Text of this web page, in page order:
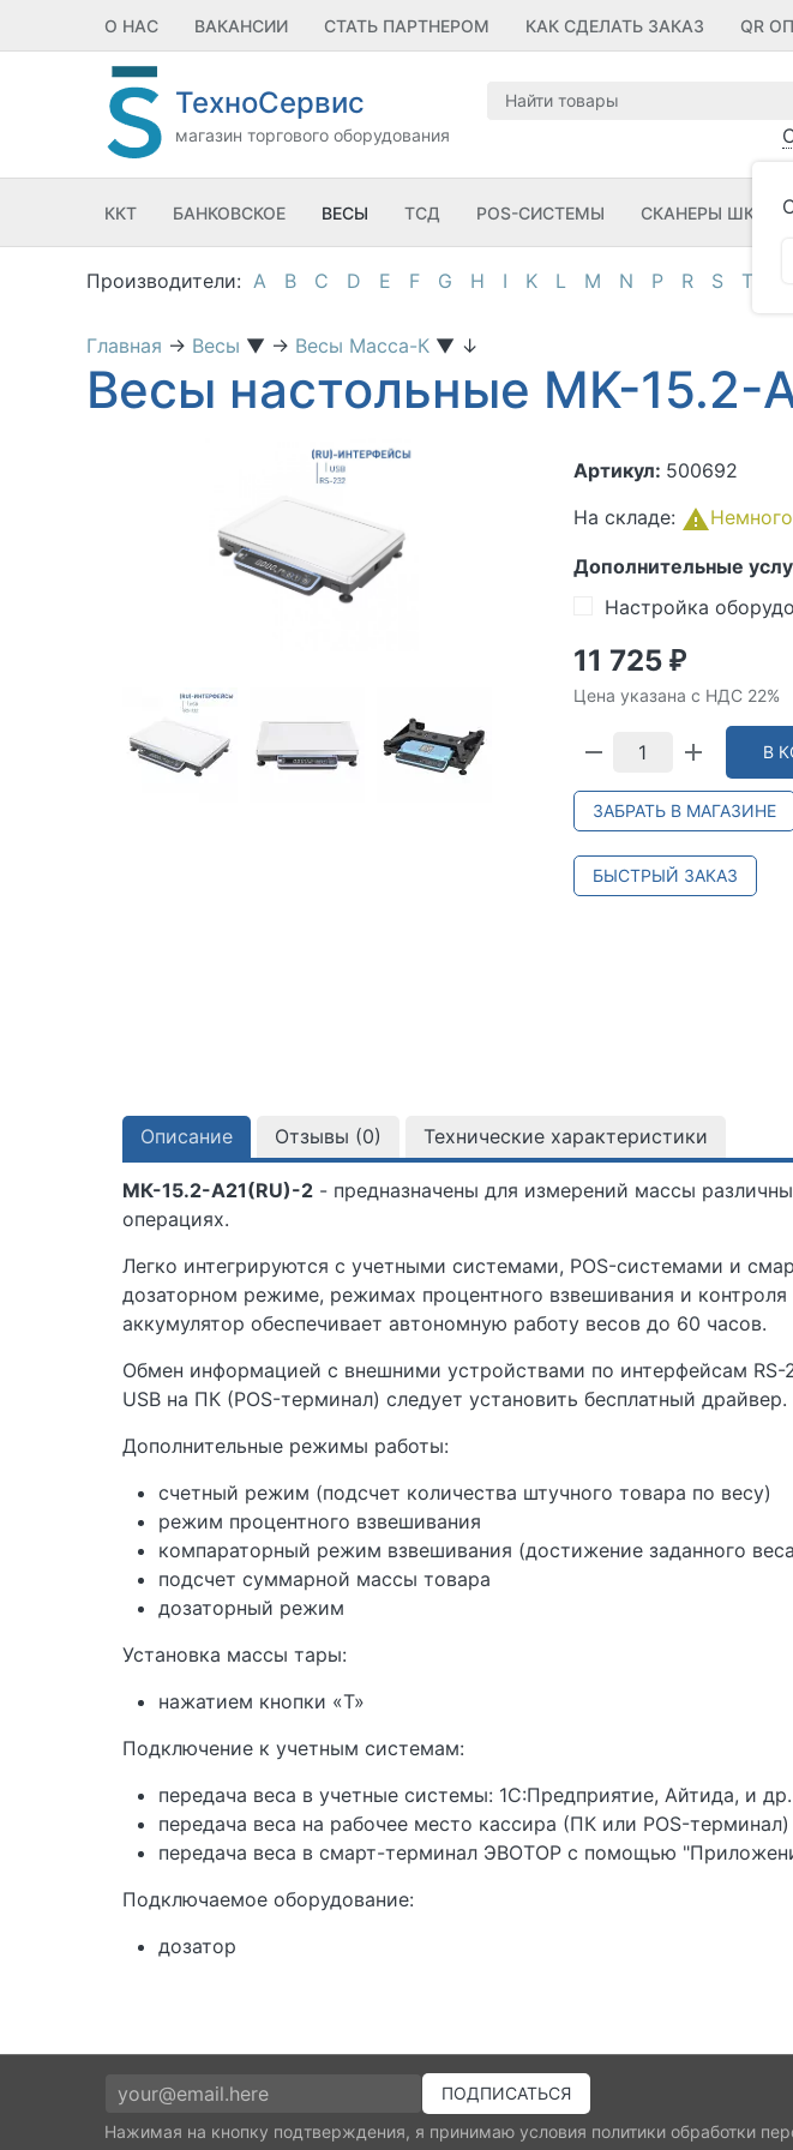
О НАС ВАКАНСИИ СТАТЬ ПАРТНЕРОМ КАК СДЕЛАТЬ ЗАКАЗ QR
ТехноСервис
магазин торгового оборудования
ККТ БАНКОВСКОЕ ВЕСЫ ТСД POS-СИСТЕМЫ СКАНЕРЫ ШК
A B C D E F G H I K L M N P R S T
Главная → Весы ▼ → Весы Масса-К ▼ ↓
Весы настольные MK-15.2-
Артикул: 500692
На складе:
Дополнительные
Настройка
11 725 ₽
Цена указана с НДС 22%
В
ЗАБРАТЬ В МАГАЗИНЕ
БЫСТРЫЙ ЗАКАЗ
Описание Отзывы (0) Технические характеристики
МК-15.2-А21(RU)-2 - предназначены для измерений массы
операциях.
Легко интегрируются с учетными системами, POS-системами и
дозаторном режиме, режимах процентного взвешивания и
аккумулятор обеспечивает автономную работу весов до 60 часов.
Обмен информацией с внешними устройствами по интерфейсам
USB на ПК (POS-терминал) следует установить бесплатный драйвер.
Дополнительные режимы работы:
счетный режим (подсчет количества штучного товара по весу)
режим процентного взвешивания
компараторный режим взвешивания (достижение заданного
подсчет суммарной массы товара
дозаторный режим
Установка массы тары:
нажатием кнопки «T»
Подключение к учетным системам:
передача веса в учетные системы: 1С:Предприятие, Айтида, и др.
передача веса на рабочее место кассира (ПК или POS-
передача веса в смарт-терминал ЭВОТОР с помощью
Подключаемое оборудование:
дозатор
Нажимая на кнопку подтверждения, я принимаю условия политики обработки